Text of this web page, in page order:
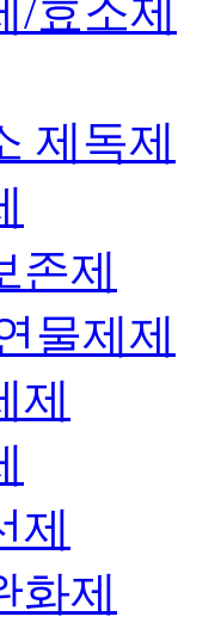
/효소제
제독제
존제
물제제
제
제
화제